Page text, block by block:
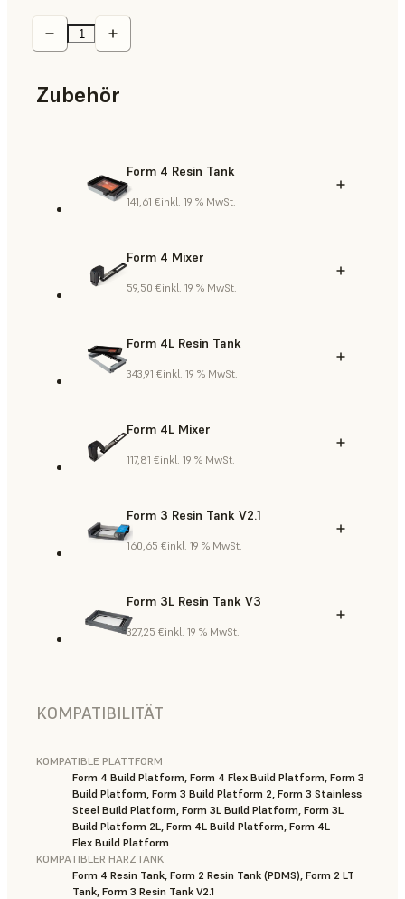
Zubehör
Form 4 Resin Tank
141,61 €inkl. 19 % MwSt.
Form 4 Mixer
59,50 €inkl. 19 % MwSt.
Form 4L Resin Tank
343,91 €inkl. 19 % MwSt.
Form 4L Mixer
117,81 €inkl. 19 % MwSt.
Form 3 Resin Tank V2.1
160,65 €inkl. 19 % MwSt.
Form 3L Resin Tank V3
327,25 €inkl. 19 % MwSt.
KOMPATIBILITÄT
KOMPATIBLE PLATTFORM
Form 4 Build Platform, Form 4 Flex Build Platform, Form 3
Build Platform, Form 3 Build Platform 2, Form 3 Stainless
Steel Build Platform, Form 3L Build Platform, Form 3L
Build Platform 2L, Form 4L Build Platform, Form 4L
Flex Build Platform
KOMPATIBLER HARZTANK
Form 4 Resin Tank, Form 2 Resin Tank (PDMS), Form 2 LT
Tank, Form 3 Resin Tank V2.1